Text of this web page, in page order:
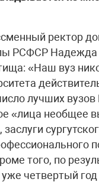
ректор
РСФСР Надежда
«Наш вуз
лучших вузов
«лица необщее
того, по
четвертый